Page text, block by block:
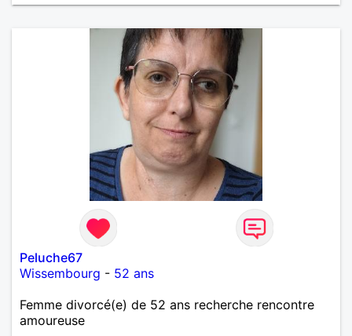
Peluche67
Wissembourg - 52 ans
Femme divorcé(e) de 52 ans recherche rencontre
amoureuse